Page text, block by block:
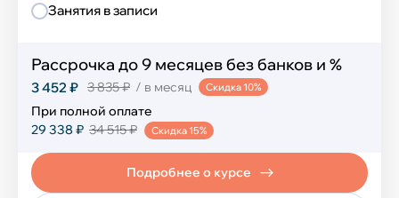
Занятия в записи
Рассрочка до 9 месяцев без банков и %
3 452 ₽ 3 835 ₽ / в месяц Скидка 10%
При полной оплате
29 338 ₽ 34 515 ₽ Скидка 15%
Подробнее о курсе